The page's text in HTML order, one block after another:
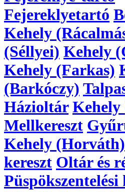
Fejereklyetartó
Kehely
(Séllyei) Kehely
Kehely (Farkas)
(Barkóczy)
Házioltár Kehely
Mellkereszt
Kehely (Horváth)
kereszt Oltár és
Püspökszentelési